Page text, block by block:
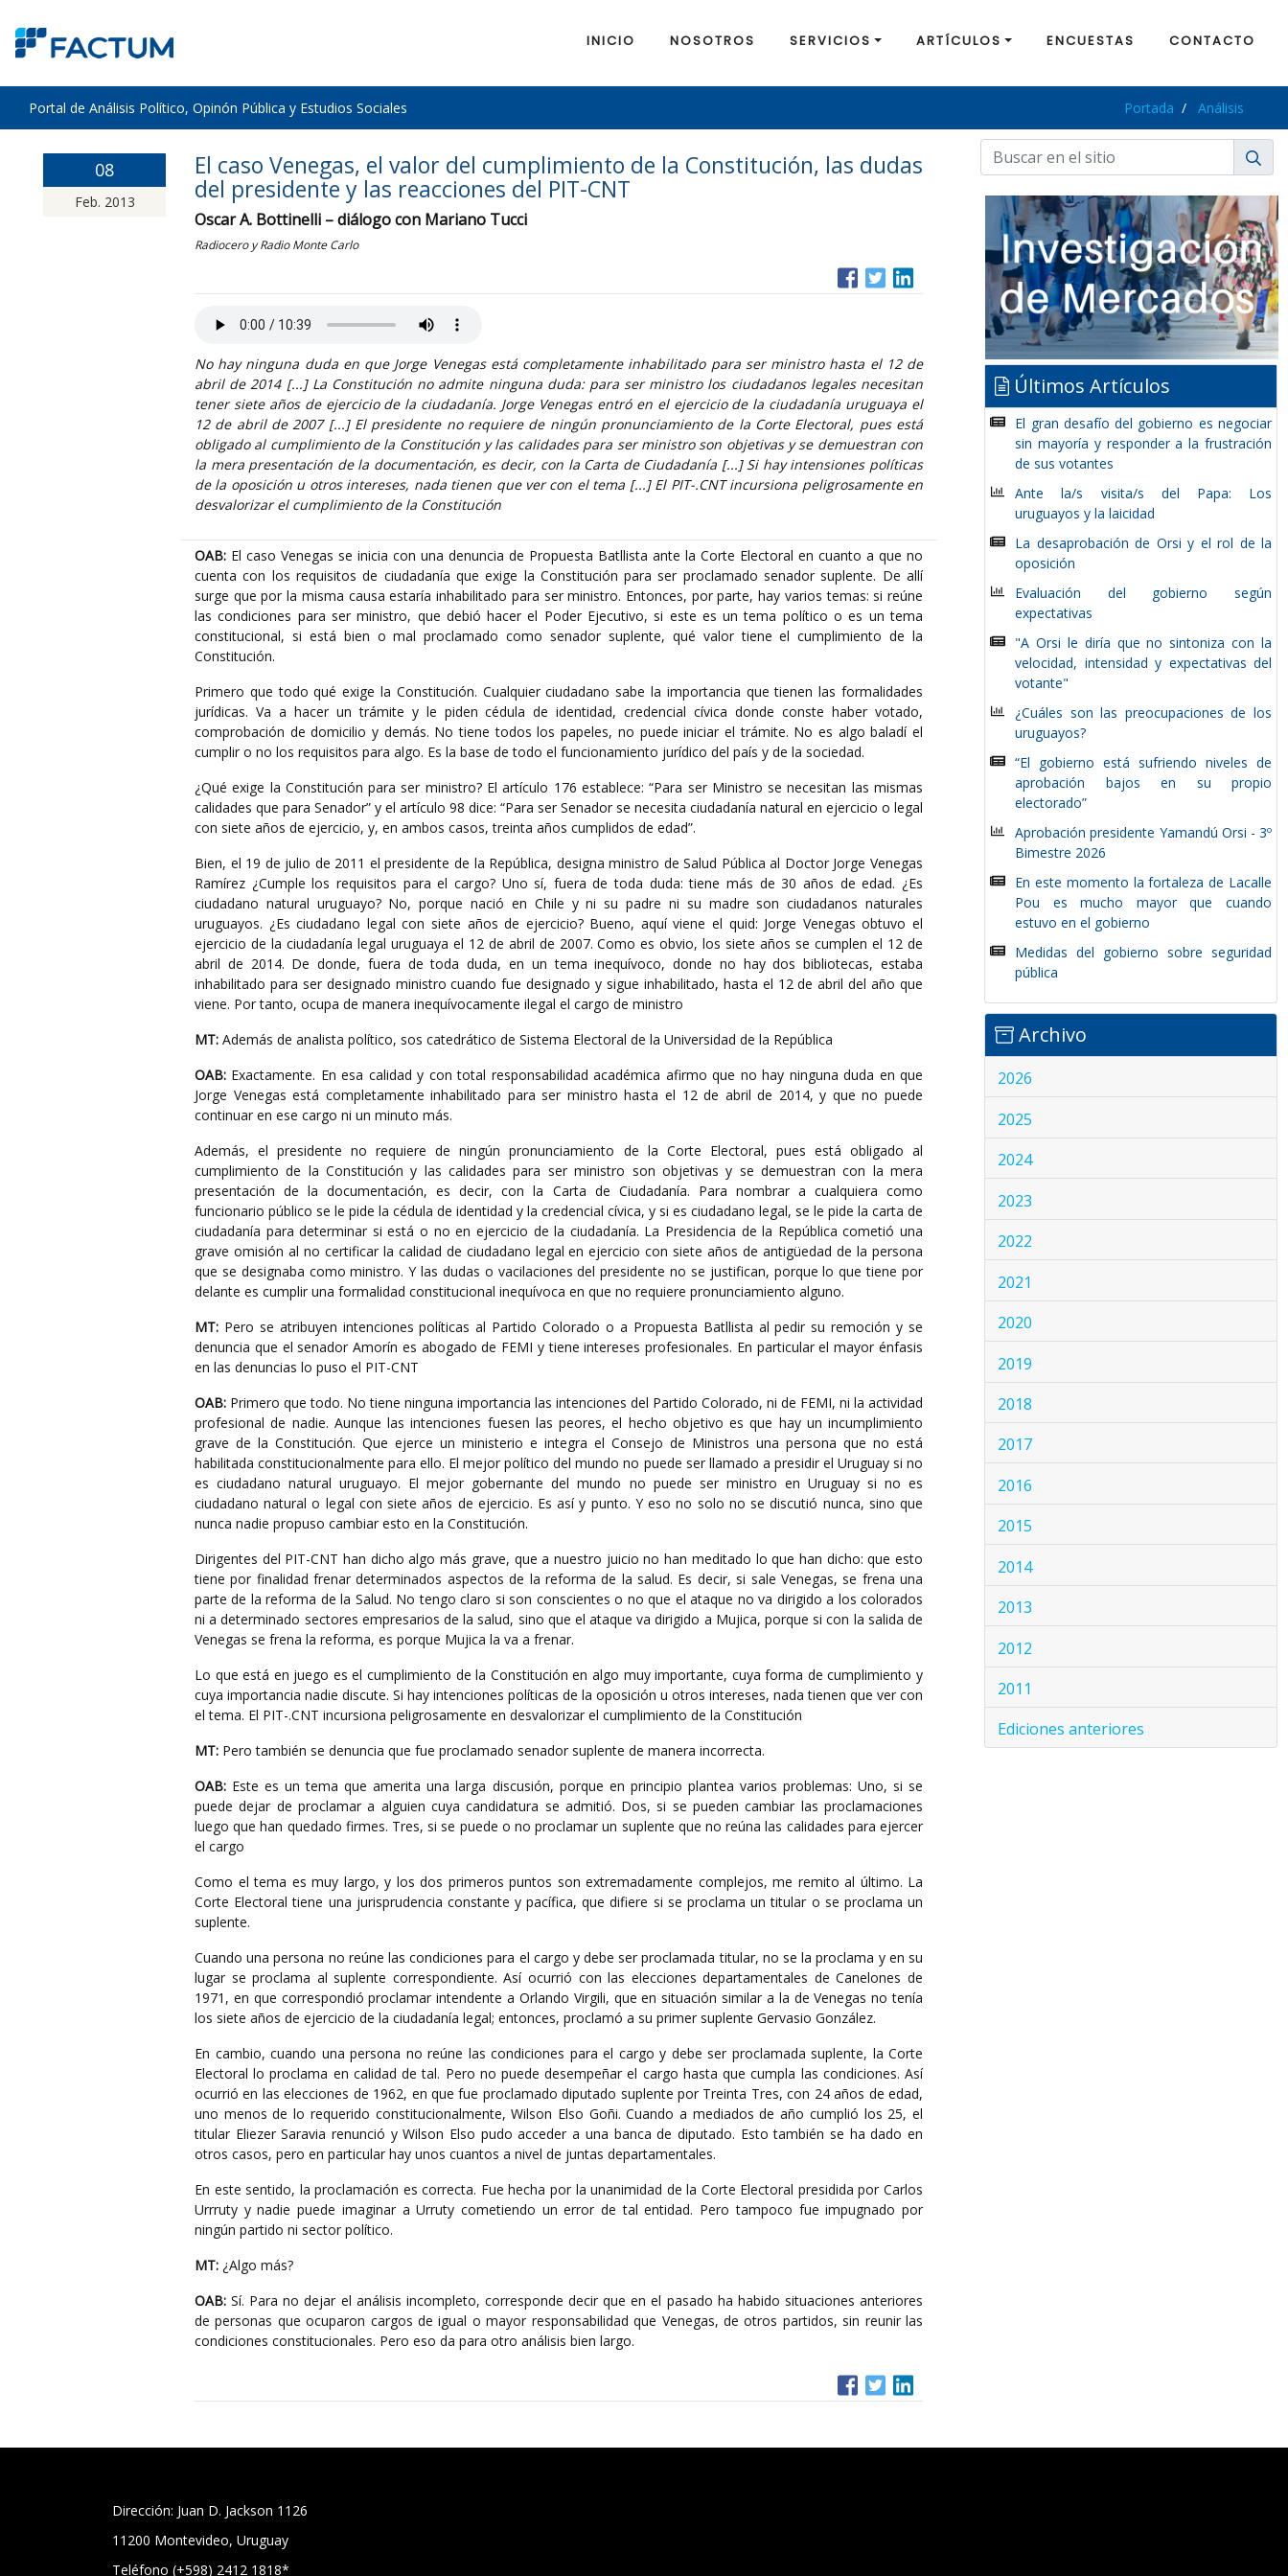
INICIO NOSOTROS SERVICIOS ARTÍCULOS ENCUESTAS CONTACTO
Portal de Análisis Político, Opinón Pública y Estudios Sociales Portada Análisis
08
Feb. 2013
El caso Venegas, el valor del cumplimiento de la Constitución, las dudas
del presidente y las reacciones del PIT-CNT
Oscar A. Bottinelli – diálogo con Mariano Tucci
Radiocero y Radio Monte Carlo
No hay ninguna duda en que Jorge Venegas está completamente inhabilitado para ser ministro hasta el 12 de
abril de 2014 [...] La Constitución no admite ninguna duda: para ser ministro los ciudadanos legales necesitan
tener siete años de ejercicio de la ciudadanía. Jorge Venegas entró en el ejercicio de la ciudadanía uruguaya el
12 de abril de 2007 [...] El presidente no requiere de ningún pronunciamiento de la Corte Electoral, pues está
obligado al cumplimiento de la Constitución y las calidades para ser ministro son objetivas y se demuestran con
la mera presentación de la documentación, es decir, con la Carta de Ciudadanía [...] Si hay intensiones políticas
de la oposición u otros intereses, nada tienen que ver con el tema [...] El PIT-.CNT incursiona peligrosamente en
desvalorizar el cumplimiento de la Constitución
OAB: El caso Venegas se inicia con una denuncia de Propuesta Batllista ante la Corte Electoral en cuanto a que no
cuenta con los requisitos de ciudadanía que exige la Constitución para ser proclamado senador suplente. De allí
surge que por la misma causa estaría inhabilitado para ser ministro. Entonces, por parte, hay varios temas: si reúne
las condiciones para ser ministro, que debió hacer el Poder Ejecutivo, si este es un tema político o es un tema
constitucional, si está bien o mal proclamado como senador suplente, qué valor tiene el cumplimiento de la
Constitución.
Primero que todo qué exige la Constitución. Cualquier ciudadano sabe la importancia que tienen las formalidades
jurídicas. Va a hacer un trámite y le piden cédula de identidad, credencial cívica donde conste haber votado,
comprobación de domicilio y demás. No tiene todos los papeles, no puede iniciar el trámite. No es algo baladí el
cumplir o no los requisitos para algo. Es la base de todo el funcionamiento jurídico del país y de la sociedad.
¿Qué exige la Constitución para ser ministro? El artículo 176 establece: “Para ser Ministro se necesitan las mismas
calidades que para Senador” y el artículo 98 dice: “Para ser Senador se necesita ciudadanía natural en ejercicio o legal
con siete años de ejercicio, y, en ambos casos, treinta años cumplidos de edad”.
Bien, el 19 de julio de 2011 el presidente de la República, designa ministro de Salud Pública al Doctor Jorge Venegas
Ramírez ¿Cumple los requisitos para el cargo? Uno sí, fuera de toda duda: tiene más de 30 años de edad. ¿Es
ciudadano natural uruguayo? No, porque nació en Chile y ni su padre ni su madre son ciudadanos naturales
uruguayos. ¿Es ciudadano legal con siete años de ejercicio? Bueno, aquí viene el quid: Jorge Venegas obtuvo el
ejercicio de la ciudadanía legal uruguaya el 12 de abril de 2007. Como es obvio, los siete años se cumplen el 12 de
abril de 2014. De donde, fuera de toda duda, en un tema inequívoco, donde no hay dos bibliotecas, estaba
inhabilitado para ser designado ministro cuando fue designado y sigue inhabilitado, hasta el 12 de abril del año que
viene. Por tanto, ocupa de manera inequívocamente ilegal el cargo de ministro
MT: Además de analista político, sos catedrático de Sistema Electoral de la Universidad de la República
OAB: Exactamente. En esa calidad y con total responsabilidad académica afirmo que no hay ninguna duda en que
Jorge Venegas está completamente inhabilitado para ser ministro hasta el 12 de abril de 2014, y que no puede
continuar en ese cargo ni un minuto más.
Además, el presidente no requiere de ningún pronunciamiento de la Corte Electoral, pues está obligado al
cumplimiento de la Constitución y las calidades para ser ministro son objetivas y se demuestran con la mera
presentación de la documentación, es decir, con la Carta de Ciudadanía. Para nombrar a cualquiera como
funcionario público se le pide la cédula de identidad y la credencial cívica, y si es ciudadano legal, se le pide la carta de
ciudadanía para determinar si está o no en ejercicio de la ciudadanía. La Presidencia de la República cometió una
grave omisión al no certificar la calidad de ciudadano legal en ejercicio con siete años de antigüedad de la persona
que se designaba como ministro. Y las dudas o vacilaciones del presidente no se justifican, porque lo que tiene por
delante es cumplir una formalidad constitucional inequívoca en que no requiere pronunciamiento alguno.
MT: Pero se atribuyen intenciones políticas al Partido Colorado o a Propuesta Batllista al pedir su remoción y se
denuncia que el senador Amorín es abogado de FEMI y tiene intereses profesionales. En particular el mayor énfasis
en las denuncias lo puso el PIT-CNT
OAB: Primero que todo. No tiene ninguna importancia las intenciones del Partido Colorado, ni de FEMI, ni la actividad
profesional de nadie. Aunque las intenciones fuesen las peores, el hecho objetivo es que hay un incumplimiento
grave de la Constitución. Que ejerce un ministerio e integra el Consejo de Ministros una persona que no está
habilitada constitucionalmente para ello. El mejor político del mundo no puede ser llamado a presidir el Uruguay si no
es ciudadano natural uruguayo. El mejor gobernante del mundo no puede ser ministro en Uruguay si no es
ciudadano natural o legal con siete años de ejercicio. Es así y punto. Y eso no solo no se discutió nunca, sino que
nunca nadie propuso cambiar esto en la Constitución.
Dirigentes del PIT-CNT han dicho algo más grave, que a nuestro juicio no han meditado lo que han dicho: que esto
tiene por finalidad frenar determinados aspectos de la reforma de la salud. Es decir, si sale Venegas, se frena una
parte de la reforma de la Salud. No tengo claro si son conscientes o no que el ataque no va dirigido a los colorados
ni a determinado sectores empresarios de la salud, sino que el ataque va dirigido a Mujica, porque si con la salida de
Venegas se frena la reforma, es porque Mujica la va a frenar.
Lo que está en juego es el cumplimiento de la Constitución en algo muy importante, cuya forma de cumplimiento y
cuya importancia nadie discute. Si hay intenciones políticas de la oposición u otros intereses, nada tienen que ver con
el tema. El PIT-.CNT incursiona peligrosamente en desvalorizar el cumplimiento de la Constitución
MT: Pero también se denuncia que fue proclamado senador suplente de manera incorrecta.
OAB: Este es un tema que amerita una larga discusión, porque en principio plantea varios problemas: Uno, si se
puede dejar de proclamar a alguien cuya candidatura se admitió. Dos, si se pueden cambiar las proclamaciones
luego que han quedado firmes. Tres, si se puede o no proclamar un suplente que no reúna las calidades para ejercer
el cargo
Como el tema es muy largo, y los dos primeros puntos son extremadamente complejos, me remito al último. La
Corte Electoral tiene una jurisprudencia constante y pacífica, que difiere si se proclama un titular o se proclama un
suplente.
Cuando una persona no reúne las condiciones para el cargo y debe ser proclamada titular, no se la proclama y en su
lugar se proclama al suplente correspondiente. Así ocurrió con las elecciones departamentales de Canelones de
1971, en que correspondió proclamar intendente a Orlando Virgili, que en situación similar a la de Venegas no tenía
los siete años de ejercicio de la ciudadanía legal; entonces, proclamó a su primer suplente Gervasio González.
En cambio, cuando una persona no reúne las condiciones para el cargo y debe ser proclamada suplente, la Corte
Electoral lo proclama en calidad de tal. Pero no puede desempeñar el cargo hasta que cumpla las condiciones. Así
ocurrió en las elecciones de 1962, en que fue proclamado diputado suplente por Treinta Tres, con 24 años de edad,
uno menos de lo requerido constitucionalmente, Wilson Elso Goñi. Cuando a mediados de año cumplió los 25, el
titular Eliezer Saravia renunció y Wilson Elso pudo acceder a una banca de diputado. Esto también se ha dado en
otros casos, pero en particular hay unos cuantos a nivel de juntas departamentales.
En este sentido, la proclamación es correcta. Fue hecha por la unanimidad de la Corte Electoral presidida por Carlos
Urrruty y nadie puede imaginar a Urruty cometiendo un error de tal entidad. Pero tampoco fue impugnado por
ningún partido ni sector político.
MT: ¿Algo más?
OAB: Sí. Para no dejar el análisis incompleto, corresponde decir que en el pasado ha habido situaciones anteriores
de personas que ocuparon cargos de igual o mayor responsabilidad que Venegas, de otros partidos, sin reunir las
condiciones constitucionales. Pero eso da para otro análisis bien largo.
Últimos Artículos
El gran desafío del gobierno es negociar
sin mayoría y responder a la frustración
de sus votantes
Ante la/s visita/s del Papa: Los
uruguayos y la laicidad
La desaprobación de Orsi y el rol de la
oposición
Evaluación del gobierno según
expectativas
"A Orsi le diría que no sintoniza con la
velocidad, intensidad y expectativas del
votante"
¿Cuáles son las preocupaciones de los
uruguayos?
“El gobierno está sufriendo niveles de
aprobación bajos en su propio
electorado”
Aprobación presidente Yamandú Orsi - 3º
Bimestre 2026
En este momento la fortaleza de Lacalle
Pou es mucho mayor que cuando
estuvo en el gobierno
Medidas del gobierno sobre seguridad
pública
Archivo
2026
2025
2024
2023
2022
2021
2020
2019
2018
2017
2016
2015
2014
2013
2012
2011
Ediciones anteriores
Dirección: Juan D. Jackson 1126
11200 Montevideo, Uruguay
Teléfono (+598) 2412 1818*